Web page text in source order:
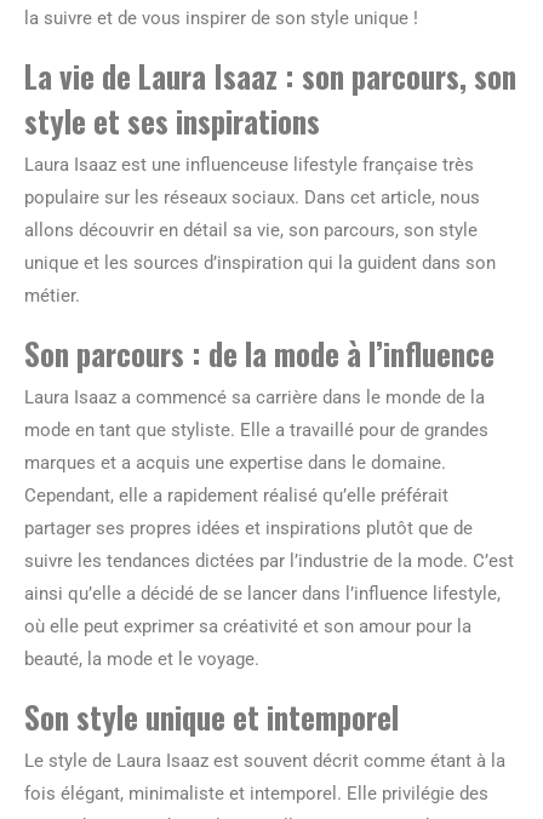
la suivre et de vous inspirer de son style unique !
La vie de Laura Isaaz : son parcours, son
style et ses inspirations
Laura Isaaz est une influenceuse lifestyle française très
populaire sur les réseaux sociaux. Dans cet article, nous
allons découvrir en détail sa vie, son parcours, son style
unique et les sources d’inspiration qui la guident dans son
métier.
Son parcours : de la mode à l’influence
Laura Isaaz a commencé sa carrière dans le monde de la
mode en tant que styliste. Elle a travaillé pour de grandes
marques et a acquis une expertise dans le domaine.
Cependant, elle a rapidement réalisé qu’elle préférait
partager ses propres idées et inspirations plutôt que de
suivre les tendances dictées par l’industrie de la mode. C’est
ainsi qu’elle a décidé de se lancer dans l’influence lifestyle,
où elle peut exprimer sa créativité et son amour pour la
beauté, la mode et le voyage.
Son style unique et intemporel
Le style de Laura Isaaz est souvent décrit comme étant à la
fois élégant, minimaliste et intemporel. Elle privilégie des